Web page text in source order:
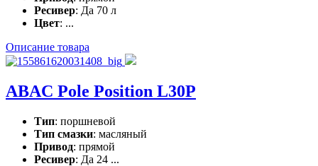
Ресивер: Да 70 л
Цвет: ...
Описание товара
ABAC Pole Position L30P
Тип: поршневой
Тип смазки: масляный
Привод: прямой
Ресивер: Да 24 ...